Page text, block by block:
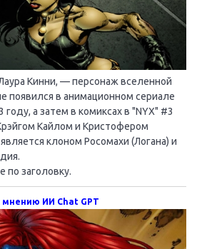
Кинни, — персонаж вселенной
появился в анимационном сериале
а затем в комиксах в "NYX" #3
Кайлом и Кристофером
клоном Росомахи (Логана) и
по заголовку.
мнению ИИ Chat GPT